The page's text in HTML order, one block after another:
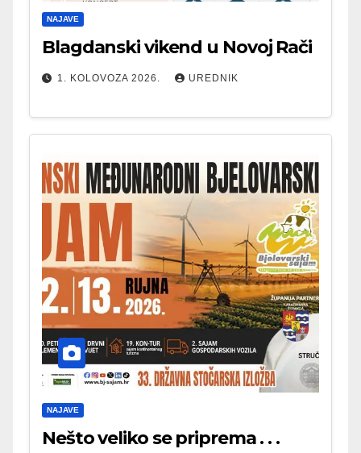
NAJAVE
Blagdanski vikend u Novoj Rači
1. KOLOVOZA 2026. UREDNIK
NAJAVE
Nešto veliko se priprema . . .